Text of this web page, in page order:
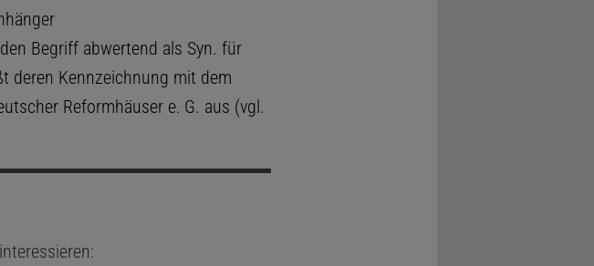
Begriff abwertend als Syn. für
deren Kennzeichnung mit dem
Reformhäuser e. G. aus (vgl.